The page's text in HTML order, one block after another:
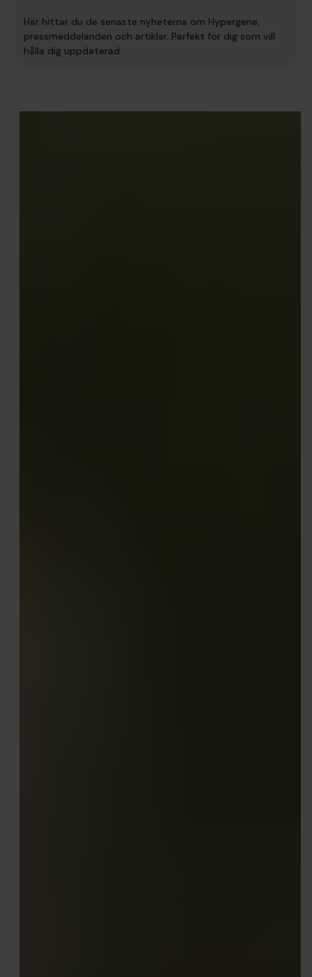
Här hittar du de senaste nyheterna om Hypergene,
pressmeddelanden och artiklar. Perfekt för dig som vill
hålla dig uppdaterad.